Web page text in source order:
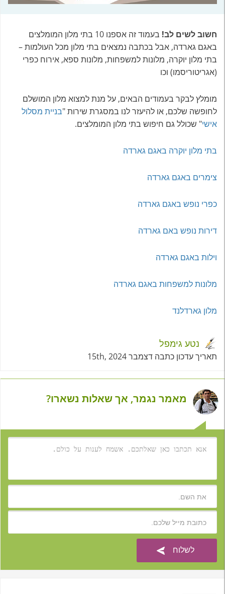
חשוב לשים לב!
בעמוד זה אספנו 10 בתי מלון המומלצים
באגם גארדה, אבל בכתבה נמצאים בתי מלון מכל העולמות –
בתי מלון יוקרה, מלונות למשפחות, מלונות ספא, אירוח כפרי
(אגריטוריסמו) וכו
מומלץ לבקר בעמודים הבאים, על מנת למצוא מלון המושלם
לחופשה שלכם, או להיעזר לנו במסגרת שירות "בניית מסלול
אישי" שכולל גם חיפוש בתי מלון המומלצים.
בתי מלון יוקרה באגם גארדה
צימרים באגם גארדה
כפרי נופש באגם גארדה
דירות נופש באם גארדה
וילות באגם גארדה
מלונות למשפחות באגם גארדה
מלון גארדלנד
נטע גימפל
תאריך עדכון כתבה דצמבר 15th, 2024
מאמר נגמר, אך שאלות נשארו?